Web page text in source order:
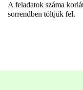
A feladatok száma
sorrendben töltjük fel.